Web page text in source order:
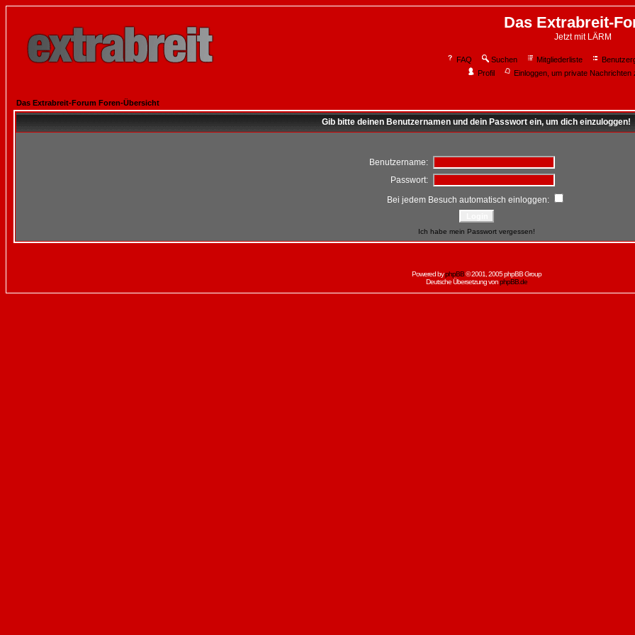
Das Extrabreit-
Jetzt mit LÄRM
FAQ Suchen Mitgliederliste
Profil
Einloggen, um private Nachrichten
Das Extrabreit-Forum Foren-Übersicht
Gib bitte deinen Benutzernamen und dein Passwort ein, um dich einzuloggen!
Benutzername:
Passwort:
Bei jedem Besuch automatisch einloggen:
Ich habe mein Passwort vergessen!
Powered byphpBB© 2001, 2005 phpBB Group
Deutsche Übersetzung vonphpBB.de